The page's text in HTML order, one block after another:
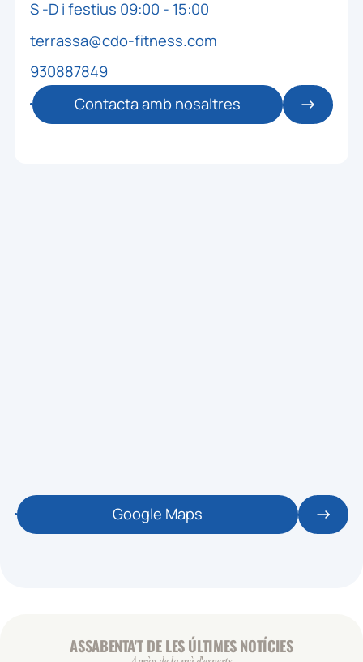
S -D i festius 09:00 - 15:00
terrassa@cdo-fitness.com
930887849
Contacta amb nosaltres
Google Maps
ASSABENTA'T DE LES ÚLTIMES NOTÍCIES